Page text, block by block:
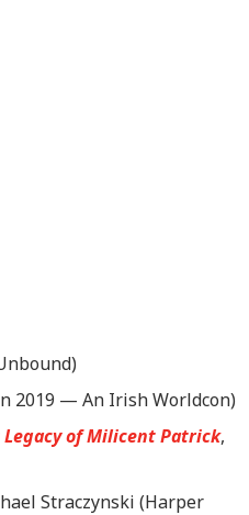
2019 — An Irish Worldcon)
Legacy of Milicent Patrick,
Straczynski (Harper